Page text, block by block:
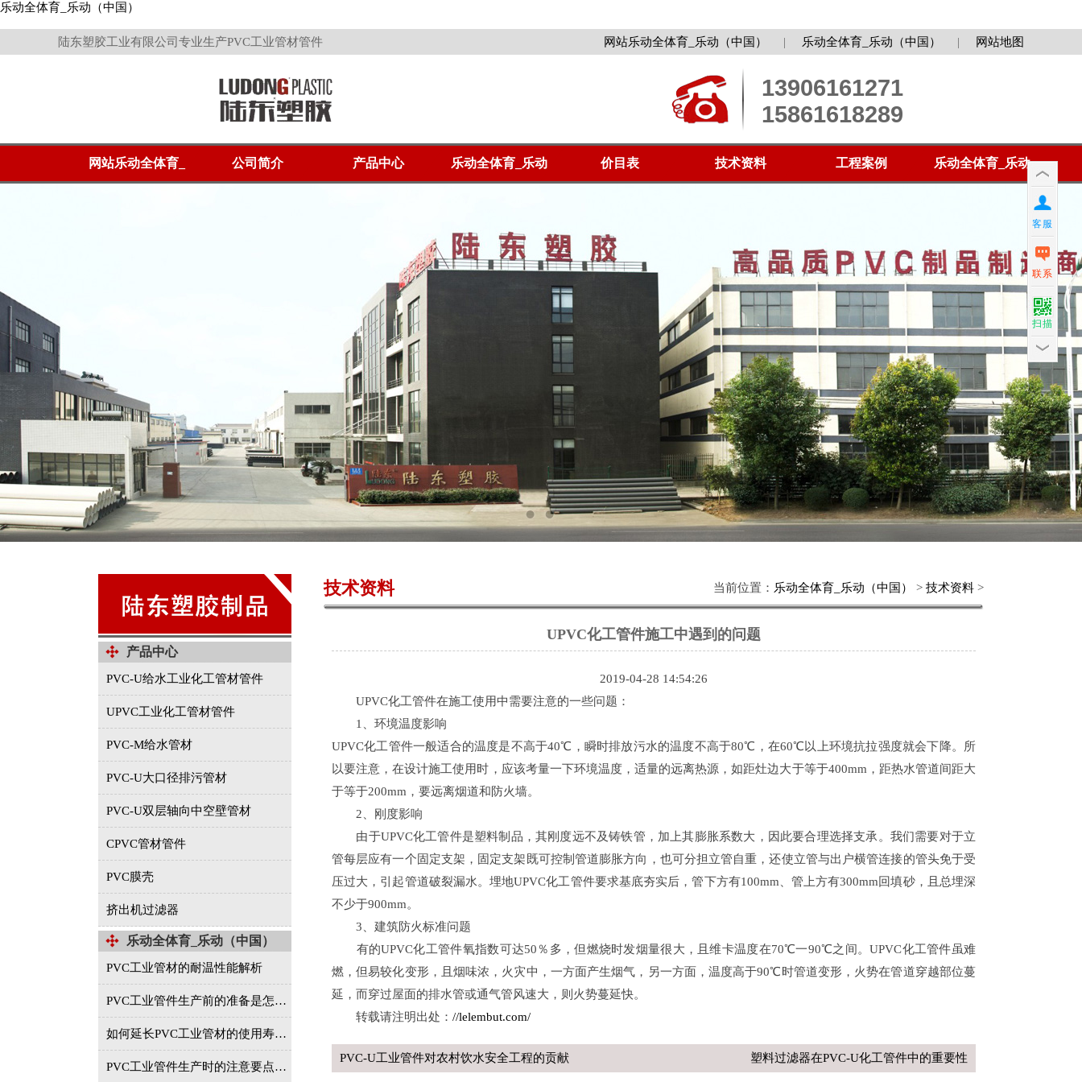
乐动全体育_乐动（中国）
陆东塑胶工业有限公司专业生产PVC工业管材管件 网站乐动全体育_乐动（中国） | 乐动全体育_乐动（中国） | 网站地图
13906161271
15861618289
网站乐动全体育_ 公司简介 产品中心 乐动全体育_乐动 价目表 技术资料 工程案例 乐动全体育_乐动
产品中心
PVC-U给水工业化工管材管件
UPVC工业化工管材管件
PVC-M给水管材
PVC-U大口径排污管材
PVC-U双层轴向中空壁管材
CPVC管材管件
PVC膜壳
挤出机过滤器
乐动全体育_乐动（中国）
PVC工业管材的耐温性能解析
PVC工业管件生产前的准备是怎样的？
如何延长PVC工业管材的使用寿命？
PVC工业管件生产时的注意要点有哪些？
技术资料 当前位置： 乐动全体育_乐动（中国） > 技术资料 >
UPVC化工管件施工中遇到的问题
2019-04-28 14:54:26
UPVC化工管件在施工使用中需要注意的一些问题：
1、环境温度影响
UPVC化工管件一般适合的温度是不高于40℃，瞬时排放污水的温度不高于80℃，在60℃以上环境抗拉强度就会下降。所
以要注意，在设计施工使用时，应该考量一下环境温度，适量的远离热源，如距灶边大于等于400mm，距热水管道间距大
于等于200mm，要远离烟道和防火墙。
2、刚度影响
由于UPVC化工管件是塑料制品，其刚度远不及铸铁管，加上其膨胀系数大，因此要合理选择支承。我们需要对于立
管每层应有一个固定支架，固定支架既可控制管道膨胀方向，也可分担立管自重，还使立管与出户横管连接的管头免于受
压过大，引起管道破裂漏水。埋地UPVC化工管件要求基底夯实后，管下方有100mm、管上方有300mm回填砂，且总埋深
不少于900mm。
3、建筑防火标准问题
有的UPVC化工管件氧指数可达50％多，但燃烧时发烟量很大，且维卡温度在70℃一90℃之间。UPVC化工管件虽难
燃，但易较化变形，且烟味浓，火灾中，一方面产生烟气，另一方面，温度高于90℃时管道变形，火势在管道穿越部位蔓
延，而穿过屋面的排水管或通气管风速大，则火势蔓延快。
转载请注明出处： //lelembut.com/
PVC-U工业管件对农村饮水安全工程的贡献 塑料过滤器在PVC-U化工管件中的重要性
客服
联系
扫描